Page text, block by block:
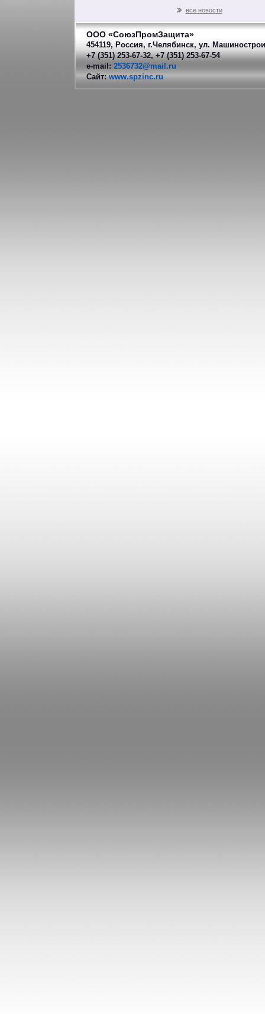
нефтепродукты российскоговсе новости
ООО «СоюзПромЗащита»
454119, Россия, г.Челябинск, ул.
+7 (351) 253-67-32, +7 (351) 253-67-54
e-mail: 2536732@mail.ru
Сайт: www.spzinc.ru